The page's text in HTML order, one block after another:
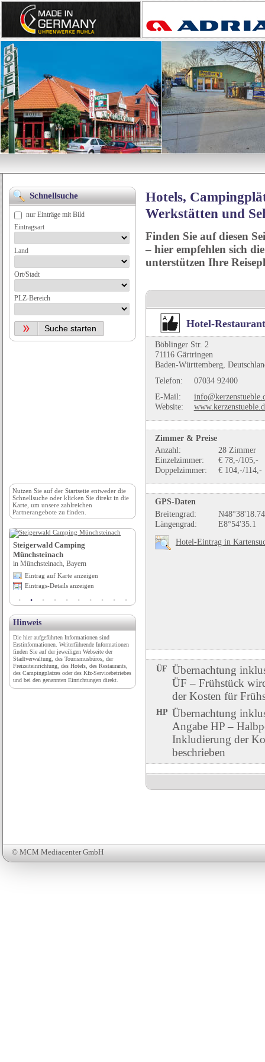
Hotels,
Werkstätten und
Finden Sie auf diesen
– hier empfehlen sich
unterstützen Ihre
Hotel-
Böblinger Str. 2
71116 Gärtringen
Baden-Württemberg,
Telefon:
07034 92400
E-Mail:
Website:
Zimmer & Preise
Anzahl:
28 Zimmer
Einzelzimmer:
€ 78,-/105,-
Doppelzimmer:
€ 104,-/114,-
GPS-Daten
Breitengrad:
N48°38'18.74
Längengrad:
E8°54'35.1
Hotel-Eintrag in
ÜF Übernachtung
ÜF – Frühstück
der Kosten für
HP Übernachtung
Angabe HP –
Inkludierung der
beschrieben
© MCM Mediacenter GmbH
Schnellsuche
nur Einträge mit Bild
Eintragsart
Land
Ort/Stadt
PLZ-Bereich
Nutzen Sie auf der Startseite entweder die
Schnellsuche oder klicken Sie direkt in die
Karte, um unsere zahlreichen
Partnerangebote zu finden.
Steigerwald Camping
Münchsteinach
in Münchsteinach, Bayern
Eintrag auf Karte anzeigen
Eintrags-Details anzeigen
Touristinformation Stadt
Hinweis
Die hier aufgeführten Informationen sind
Erstinformationen. Weiterführende Informationen
finden Sie auf der jeweiligen Webseite der
Stadtverwaltung, des Tourismusbüros, der
Freizeiteinrichtung, des Hotels, des Restaurants,
des Campingplatzes oder des Kfz-Servicebetriebes
und bei den genannten Einrichtungen direkt.